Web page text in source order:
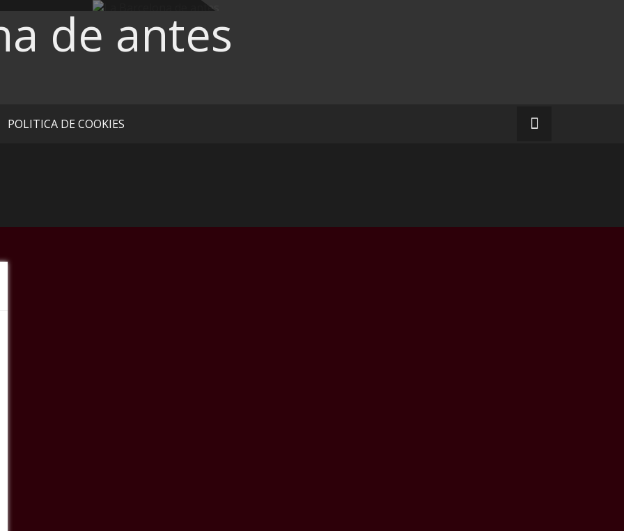
de antes
POLITICA DE COOKIES